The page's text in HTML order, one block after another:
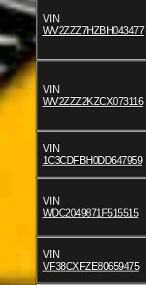
VIN
WV2ZZZ7HZBH043477
VIN
WV2ZZZ2KZCX073116
VIN
1C3CDFBH0DD647959
VIN
WDC2049871F515515
VIN
VF38CXFZE80659475